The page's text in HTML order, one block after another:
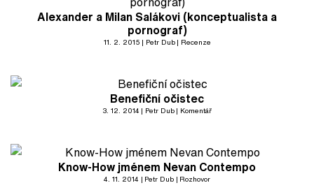
Alexander a Milan Salákovi (konceptualista a
pornograf)
11. 2. 2015 Petr Dub Recenze
Benefiční očistec
3. 12. 2014 Petr Dub Komentář
Know-How jménem Nevan Contempo
4. 11. 2014 Petr Dub Rozhovor